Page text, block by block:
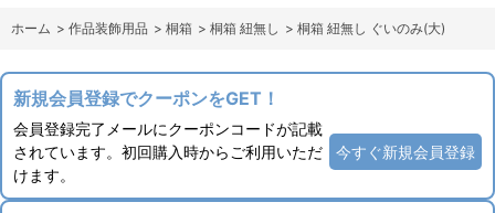
ホーム > 作品装飾用品 > 桐箱 > 桐箱 紐無し > 桐箱 紐無し ぐいのみ(大)
新規会員登録でクーポンをGET！
会員登録完了メールにクーポンコードが記載
されています。初回購入時からご利用いただ
けます。
今すぐ新規会員登録